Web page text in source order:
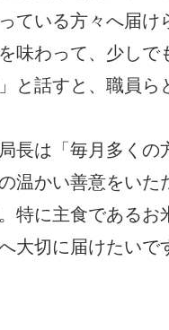
ている方々へ届け
味わって、少しで
と話すと、職員ら
長は「毎月多くの
温かい善意をいた
特に主食であるお
大切に届けたいで